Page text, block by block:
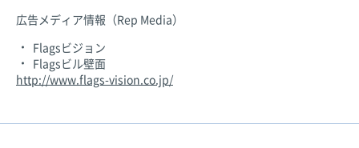
広告メディア情報（Rep Media）
Flagsビジョン
Flagsビル壁面
http://www.flags-vision.co.jp/